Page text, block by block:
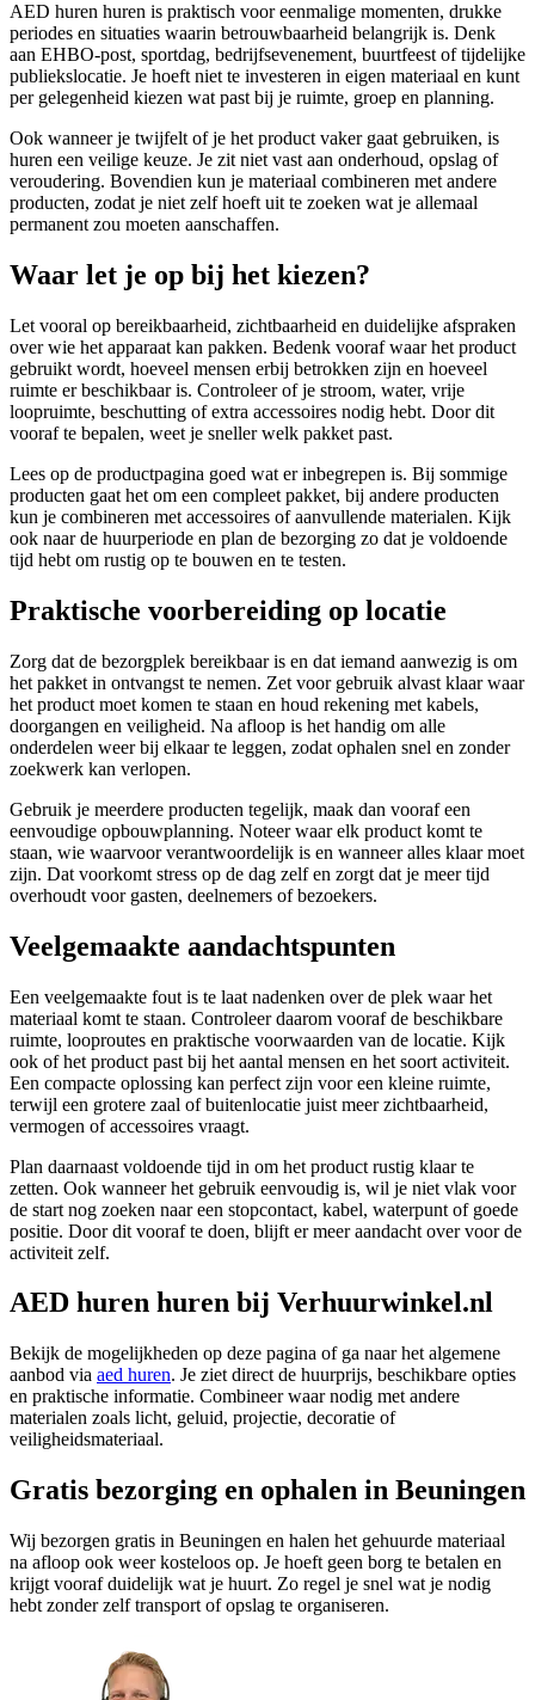
AED huren huren is praktisch voor eenmalige momenten, drukke
periodes en situaties waarin betrouwbaarheid belangrijk is. Denk
aan EHBO-post, sportdag, bedrijfsevenement, buurtfeest of tijdelijke
publiekslocatie. Je hoeft niet te investeren in eigen materiaal en kunt
per gelegenheid kiezen wat past bij je ruimte, groep en planning.
Ook wanneer je twijfelt of je het product vaker gaat gebruiken, is
huren een veilige keuze. Je zit niet vast aan onderhoud, opslag of
veroudering. Bovendien kun je materiaal combineren met andere
producten, zodat je niet zelf hoeft uit te zoeken wat je allemaal
permanent zou moeten aanschaffen.
Waar let je op bij het kiezen?
Let vooral op bereikbaarheid, zichtbaarheid en duidelijke afspraken
over wie het apparaat kan pakken. Bedenk vooraf waar het product
gebruikt wordt, hoeveel mensen erbij betrokken zijn en hoeveel
ruimte er beschikbaar is. Controleer of je stroom, water, vrije
loopruimte, beschutting of extra accessoires nodig hebt. Door dit
vooraf te bepalen, weet je sneller welk pakket past.
Lees op de productpagina goed wat er inbegrepen is. Bij sommige
producten gaat het om een compleet pakket, bij andere producten
kun je combineren met accessoires of aanvullende materialen. Kijk
ook naar de huurperiode en plan de bezorging zo dat je voldoende
tijd hebt om rustig op te bouwen en te testen.
Praktische voorbereiding op locatie
Zorg dat de bezorgplek bereikbaar is en dat iemand aanwezig is om
het pakket in ontvangst te nemen. Zet voor gebruik alvast klaar waar
het product moet komen te staan en houd rekening met kabels,
doorgangen en veiligheid. Na afloop is het handig om alle
onderdelen weer bij elkaar te leggen, zodat ophalen snel en zonder
zoekwerk kan verlopen.
Gebruik je meerdere producten tegelijk, maak dan vooraf een
eenvoudige opbouwplanning. Noteer waar elk product komt te
staan, wie waarvoor verantwoordelijk is en wanneer alles klaar moet
zijn. Dat voorkomt stress op de dag zelf en zorgt dat je meer tijd
overhoudt voor gasten, deelnemers of bezoekers.
Veelgemaakte aandachtspunten
Een veelgemaakte fout is te laat nadenken over de plek waar het
materiaal komt te staan. Controleer daarom vooraf de beschikbare
ruimte, looproutes en praktische voorwaarden van de locatie. Kijk
ook of het product past bij het aantal mensen en het soort activiteit.
Een compacte oplossing kan perfect zijn voor een kleine ruimte,
terwijl een grotere zaal of buitenlocatie juist meer zichtbaarheid,
vermogen of accessoires vraagt.
Plan daarnaast voldoende tijd in om het product rustig klaar te
zetten. Ook wanneer het gebruik eenvoudig is, wil je niet vlak voor
de start nog zoeken naar een stopcontact, kabel, waterpunt of goede
positie. Door dit vooraf te doen, blijft er meer aandacht over voor de
activiteit zelf.
AED huren huren bij Verhuurwinkel.nl
Bekijk de mogelijkheden op deze pagina of ga naar het algemene
aanbod via aed huren. Je ziet direct de huurprijs, beschikbare opties
en praktische informatie. Combineer waar nodig met andere
materialen zoals licht, geluid, projectie, decoratie of
veiligheidsmateriaal.
Gratis bezorging en ophalen in Beuningen
Wij bezorgen gratis in Beuningen en halen het gehuurde materiaal
na afloop ook weer kosteloos op. Je hoeft geen borg te betalen en
krijgt vooraf duidelijk wat je huurt. Zo regel je snel wat je nodig
hebt zonder zelf transport of opslag te organiseren.